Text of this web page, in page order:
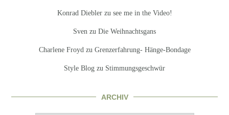
Konrad Dieblerzu see me in the Video!
Sven zu Die Weihnachtsgans
Charlene Froyd zu Grenzerfahrung- Hänge-Bondage
Style Blog zu Stimmungsgeschwür
ARCHIV